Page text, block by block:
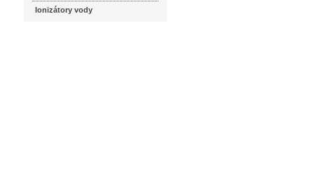
Ionizátory vody